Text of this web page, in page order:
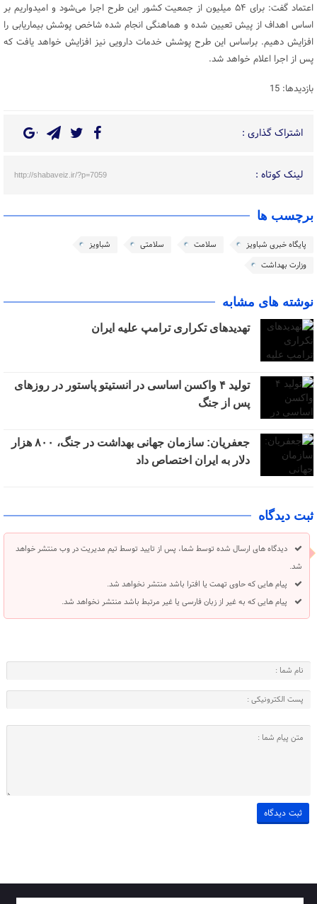
اعتماد گفت: برای ۵۴ میلیون از جمعیت کشور این طرح اجرا می‌شود و امیدواریم بر
اساس اهداف از پیش تعیین شده و هماهنگی انجام شده شاخص پوشش بیماریابی را
افزایش دهیم. براساس این طرح پوشش خدمات دارویی نیز افزایش خواهد یافت که
پس از اجرا اعلام خواهد شد.
بازدیدها: 15
اشتراک گذاری :
لینک کوتاه : http://shabaveiz.ir/?p=7059
برچسب ها
پایگاه خبری شباویز سلامت سلامتی
شباویز
وزارت بهداشت
نوشته های مشابه
تهدیدهای تکراری ترامپ علیه ایران
تولید ۴ واکسن اساسی در انستیتو پاستور در روزهای
پس از جنگ
جعفریان: سازمان جهانی بهداشت در جنگ، ۸۰۰ هزار
دلار به ایران اختصاص داد
ثبت دیدگاه
دیدگاه های ارسال شده توسط شما، پس از تایید توسط تیم مدیریت در وب منتشر خواهد
شد.
پیام هایی که حاوی تهمت یا افترا باشد منتشر نخواهد شد.
پیام هایی که به غیر از زبان فارسی یا غیر مرتبط باشد منتشر نخواهد شد.